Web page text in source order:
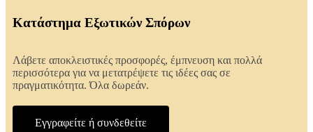
Κατάστημα Εξωτικών Σπόρων
Λάβετε αποκλειστικές προσφορές, έμπνευση και πολλά
περισσότερα για να μετατρέψετε τις ιδέες σας σε
πραγματικότητα. Όλα δωρεάν.
Εγγραφείτε ή συνδεθείτε